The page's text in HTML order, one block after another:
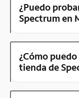
¿Puedo
Spectrum en
¿Cómo
tienda de